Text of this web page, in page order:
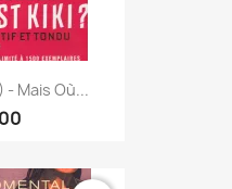
Mais Où...